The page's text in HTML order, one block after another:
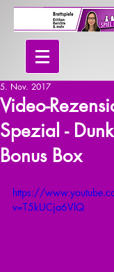
Video-
Spezial -
Bonus Box
5. Nov. 2017
https://
v=T5kUCja6VlQ